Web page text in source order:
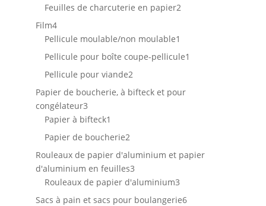
Feuilles de charcuterie en papier22
Film44
produits
Pellicule moulable/non moulable1
produit
Pellicule pour boîte coupe-pellicule1
Pellicule pour viande22
produits
Papier de boucherie, à bifteck et pour
congélateur33
produits
Papier à bifteck1
produit
Papier de boucherie22
produits
Rouleaux de papier d'aluminium et papier
d'aluminium en feuilles33
produits
Rouleaux de papier d'aluminium33
produits
Sacs à pain et sacs pour boulangerie66